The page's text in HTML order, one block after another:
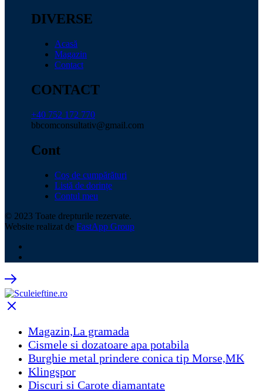
DIVERSE
Acasă
Magazin
Contact
CONTACT
+40 752 172 770
bbcomconsultativ@gmail.com
Cont
Coș de cumpărături
Listă de dorințe
Contul meu
© 2023 Toate drepturile rezervate.
Website realizat de FastApp Group
Magazin,La gramada
Cismele si dozatoare apa potabila
Burghie metal prindere conica tip Morse,MK
Klingspor
Discuri si Carote diamantate